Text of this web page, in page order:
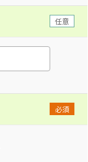
任意
必須